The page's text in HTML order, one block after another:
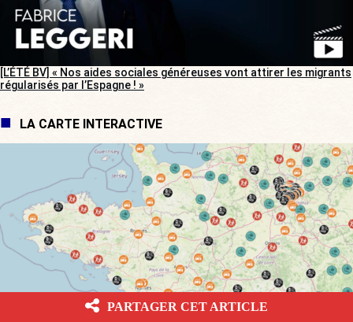
[L’ÉTÉ BV] « Nos aides sociales généreuses vont attirer les migrants
régularisés par l’Espagne ! »
LA CARTE INTERACTIVE
PARTAGER CET ARTICLE